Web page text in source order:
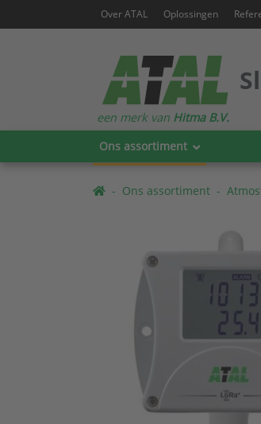
Over ATAL Oplossingen
Ons assortiment
een merk van Hitma B.V.
Ons assortiment